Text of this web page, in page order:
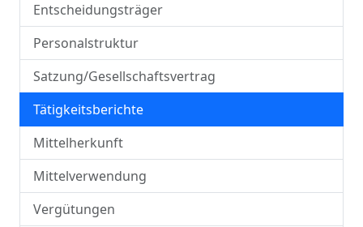
Entscheidungsträger
Personalstruktur
Satzung/Gesellschaftsvertrag
Tätigkeitsberichte
Mittelherkunft
Mittelverwendung
Vergütungen